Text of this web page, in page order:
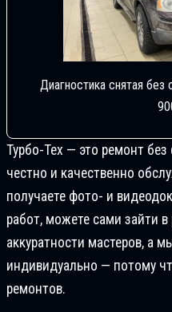
Диагностика снятая без
Турбо-Тех — это ремонт
честно и качественно
получаете фото- и
работ, можете сами зайти
аккуратности мастеров, а
индивидуально — потому
ремонтов.